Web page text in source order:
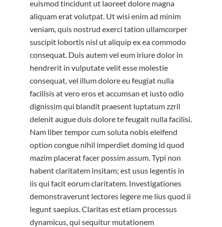
euismod tincidunt ut laoreet dolore magna
aliquam erat volutpat. Ut wisi enim ad minim
veniam, quis nostrud exerci tation ullamcorper
suscipit lobortis nisl ut aliquip ex ea commodo
consequat. Duis autem vel eum iriure dolor in
hendrerit in vulputate velit esse molestie
consequat, vel illum dolore eu feugiat nulla
facilisis at vero eros et accumsan et iusto odio
dignissim qui blandit praesent luptatum zzril
delenit augue duis dolore te feugait nulla facilisi.
Nam liber tempor cum soluta nobis eleifend
option congue nihil imperdiet doming id quod
mazim placerat facer possim assum. Typi non
habent claritatem insitam; est usus legentis in
iis qui facit eorum claritatem. Investigationes
demonstraverunt lectores legere me lius quod ii
legunt saepius. Claritas est etiam processus
dynamicus, qui sequitur mutationem